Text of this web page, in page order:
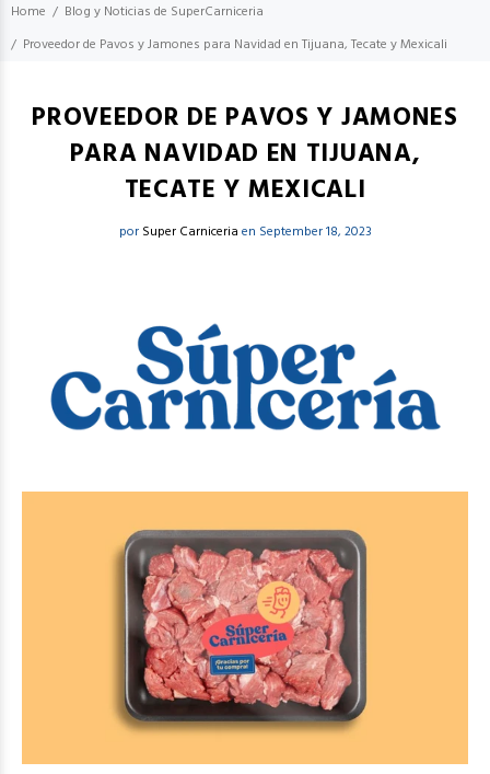
Home
Blog y Noticias de SuperCarniceria
Proveedor de Pavos y Jamones para Navidad en Tijuana, Tecate y Mexicali
PROVEEDOR DE PAVOS Y JAMONES
PARA NAVIDAD EN TIJUANA,
TECATE Y MEXICALI
por Super Carniceria en September 18, 2023